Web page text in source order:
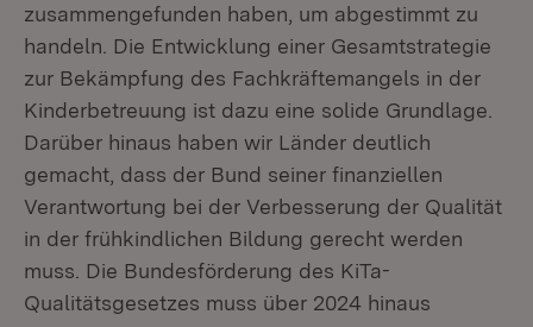
zusammengefunden haben, um abgestimmt zu
handeln. Die Entwicklung einer Gesamtstrategie
zur Bekämpfung des Fachkräftemangels in der
Kinderbetreuung ist dazu eine solide Grundlage.
Darüber hinaus haben wir Länder deutlich
gemacht, dass der Bund seiner finanziellen
Verantwortung bei der Verbesserung der Qualität
in der frühkindlichen Bildung gerecht werden
muss. Die Bundesförderung des KiTa-
Qualitätsgesetzes muss über 2024 hinaus